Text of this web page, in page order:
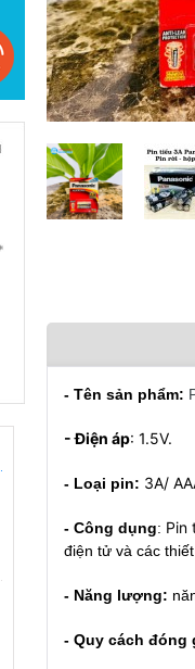
- Tên sản phẩm:
- Điện áp: 1.5V.
- Loại pin: 3A/
- Công dụng: Pin
điện tử và các
- Năng lượng:
- Quy cách đóng